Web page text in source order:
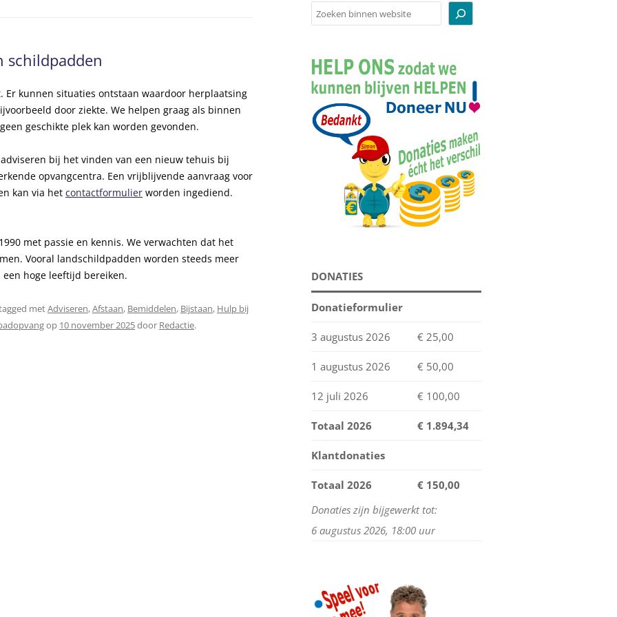
BODEMBEDEKKING
CADEAUBONNEN
INFOPAKKETTEN
KNUFFELS
RUGZAKKEN
SERVIES
SOUVENIRS
SUPPLEMENTEN
VOEDSEL
schildpadden
Er kunnen situaties ontstaan waardoor herplaatsing
door ziekte. We helpen graag als binnen
geschikte plek kan worden gevonden.
bij het vinden van een nieuw tehuis bij
opvangcentra. Een vrijblijvende aanvraag voor
kan via het contactformulier worden ingediend.
met passie en kennis. We verwachten dat het
Vooral landschildpadden worden steeds meer
hoge leeftijd bereiken.
metAdviseren,Afstaan, Bemiddelen, Bijstaan, Hulp bij
op 10 november 2025door Redactie.
Zoeken
DONATIES
Donatieformulier
3 augustus 2026 € 25,00
1 augustus 2026 € 50,00
12 juli 2026 € 100,00
Totaal 2026 € 1.894,34
Klantdonaties
Totaal 2026
€ 150,00
Donaties zijn bijgewerkt tot:
6 augustus 2026, 18:00 uur